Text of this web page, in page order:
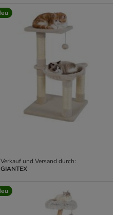
Verkauf und Versand durch:
GIANTEX